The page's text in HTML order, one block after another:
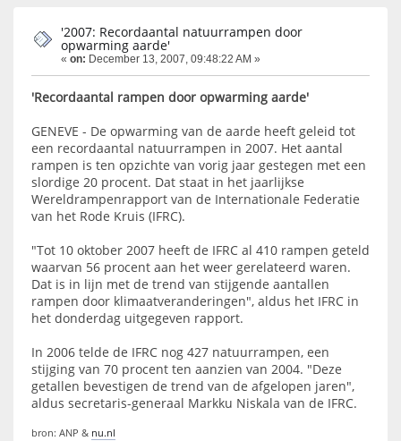
'2007: Recordaantal natuurrampen door
opwarming aarde'
« on: December 13, 2007, 09:48:22 AM »
'Recordaantal rampen door opwarming aarde'
GENEVE - De opwarming van de aarde heeft geleid tot
een recordaantal natuurrampen in 2007. Het aantal
rampen is ten opzichte van vorig jaar gestegen met een
slordige 20 procent. Dat staat in het jaarlijkse
Wereldrampenrapport van de Internationale Federatie
van het Rode Kruis (IFRC).
"Tot 10 oktober 2007 heeft de IFRC al 410 rampen geteld
waarvan 56 procent aan het weer gerelateerd waren.
Dat is in lijn met de trend van stijgende aantallen
rampen door klimaatveranderingen", aldus het IFRC in
het donderdag uitgegeven rapport.
In 2006 telde de IFRC nog 427 natuurrampen, een
stijging van 70 procent ten aanzien van 2004. "Deze
getallen bevestigen de trend van de afgelopen jaren",
aldus secretaris-generaal Markku Niskala van de IFRC.
bron: ANP & nu.nl